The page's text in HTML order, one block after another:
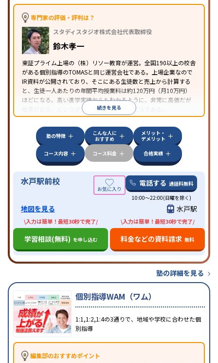
語・英会話特化対策その他科目別特化対策
特徴
中高一貫校生に対応
応
オンライン対応
みの受講可発達障害の子どもに対応
専門家の評価・評判は？
スタディスタジオ株式会社代表取締役
鈴木孝一
東証プライム上場の（株）リソー教育が運営。全国190以上の校舎
がある個別指導のTOMASと同じ運営会社である。上場企業なので
IR資料が公開されており、そこにある生徒数と売上から計算する
と、生徒一人あたりの年間平均授業料は約120万円（月10万円）
ほどになる。高い進学実績からもわかるように、非常に高価だが
結果が出る、というポジショニングのサービスである。
続きを見る
塾の特徴
こんな人に
おすすめ
メリット・
デメリット
コース内容
コース料金 合格実績
水戸駅前校 電話する 通話料無料
10:00～22:00(日曜を除く)
地図を見る 水戸駅
\入力は簡単！最短30秒で完了/
学習相談(無料) を申し込む
\入力は簡単！最短30秒で完了/
料金などの資料請求 無料
塾の詳細を見る
個別指導WAM（ワム）
1:1,1:2,1:4の3通りで、地域や学校に合わせた個
別指導
編集部のおすすめポイント